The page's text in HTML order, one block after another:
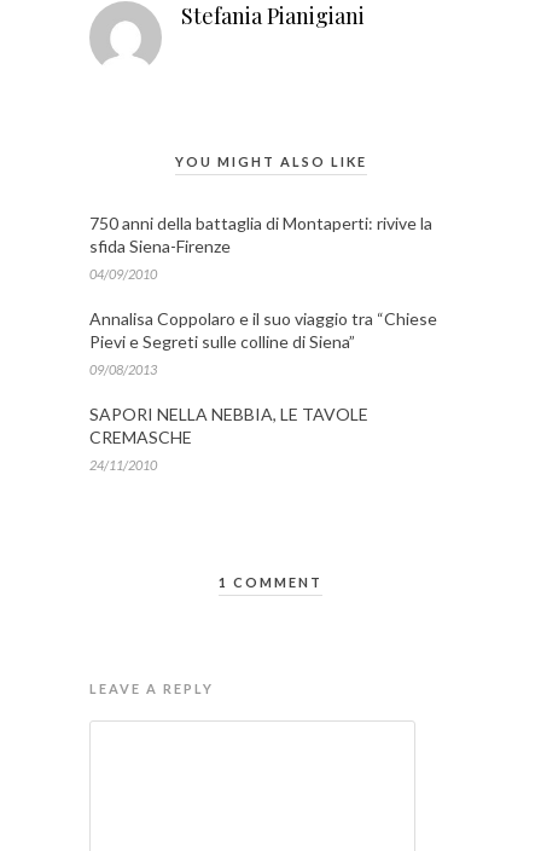
Stefania Pianigiani
YOU MIGHT ALSO LIKE
750 anni della battaglia di Montaperti: rivive la
sfida Siena-Firenze
04/09/2010
Annalisa Coppolaro e il suo viaggio tra “Chiese
Pievi e Segreti sulle colline di Siena”
09/08/2013
SAPORI NELLA NEBBIA, LE TAVOLE
CREMASCHE
24/11/2010
1 COMMENT
LEAVE A REPLY